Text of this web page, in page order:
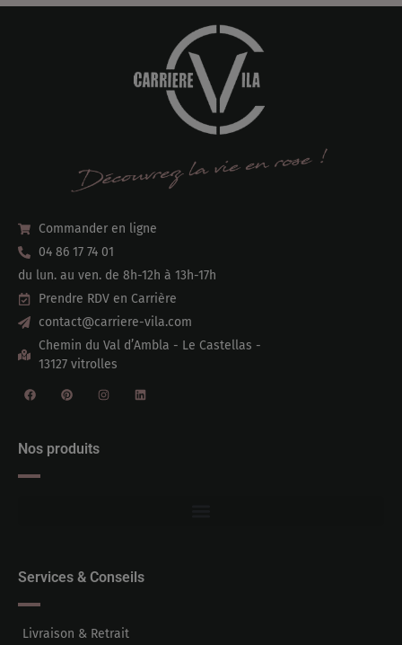
Commander en ligne
04 86 17 74 01
du lun. au ven. de 8h-12h à 13h-17h
Prendre RDV en Carrière
contact@carriere-vila.com
Chemin du Val d’Ambla - Le Castellas -
13127 vitrolles
Nos produits
Services & Conseils
Livraison & Retrait